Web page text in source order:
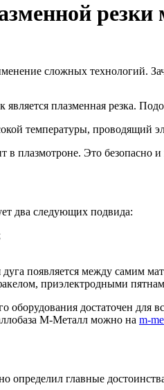
сложных технологий.
плазменная резка.
температуры, проводящий
плазмотроне. Это безопасно и
два следующих подвида:
появляется между самим
приэлектродными
достаточен для
М-Металл можно на m-
определил главные